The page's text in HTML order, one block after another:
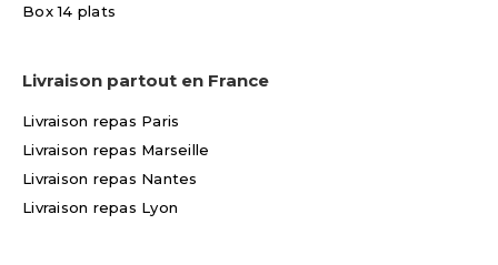
Box 14 plats
Livraison partout en France
Livraison repas Paris
Livraison repas Marseille
Livraison repas Nantes
Livraison repas Lyon